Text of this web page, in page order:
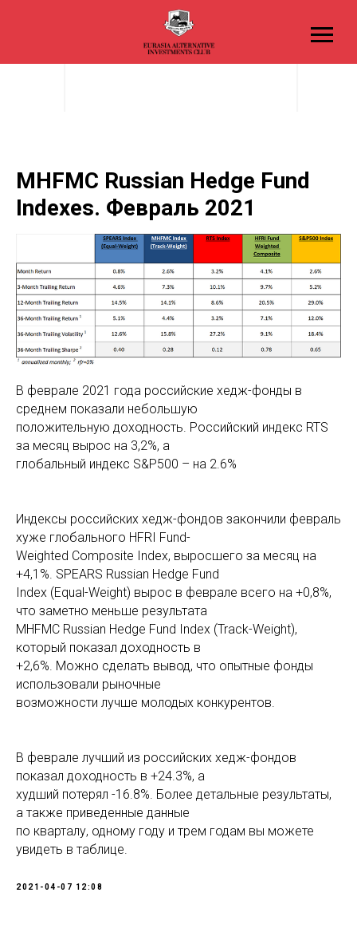
MHFMC Russian Hedge Fund
Indexes. Февраль 2021
В феврале 2021 года российские хедж-фонды в
среднем показали небольшую
положительную доходность. Российский индекс RTS
за месяц вырос на 3,2%, а
глобальный индекс S&P500 – на 2.6%
Индексы российских хедж-фондов закончили февраль
хуже глобального HFRI Fund-
Weighted Composite Index, выросшего за месяц на
+4,1%. SPEARS Russian Hedge Fund
Index (Equal-Weight) вырос в феврале всего на +0,8%,
что заметно меньше результата
MHFMC Russian Hedge Fund Index (Track-Weight),
который показал доходность в
+2,6%. Можно сделать вывод, что опытные фонды
использовали рыночные
возможности лучше молодых конкурентов.
В феврале лучший из российских хедж-фондов
показал доходность в +24.3%, а
худший потерял -16.8%. Более детальные результаты,
а также приведенные данные
по кварталу, одному году и трем годам вы можете
увидеть в таблице.
2021-04-07 12:08